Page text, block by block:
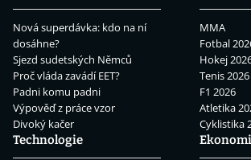
Nová superdávka: kdo na ní
dosáhne?
Sjezd sudetských Němců
Proč vláda zavádí EET?
Padni komu padni
Výpověď z práce vzor
Divoký kačer
MMA
Fotbal
Hokej
Tenis 2026
F1 2026
Atletika
Cyklistika
Technologie